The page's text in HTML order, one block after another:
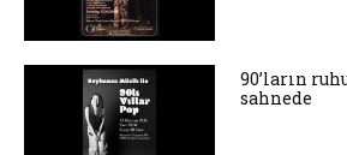
90’ların
sahnede